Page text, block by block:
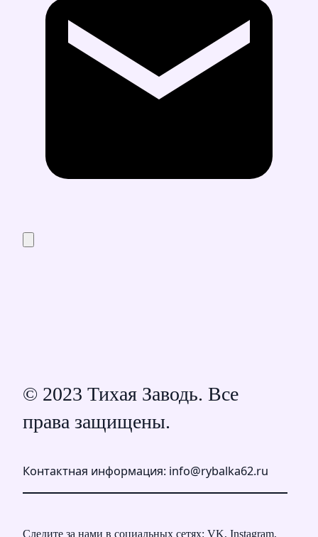
© 2023 Тихая Заводь. Все
права защищены.
Контактная информация: info@rybalka62.ru
Следите за нами в социальных сетях: VK, Instagram,